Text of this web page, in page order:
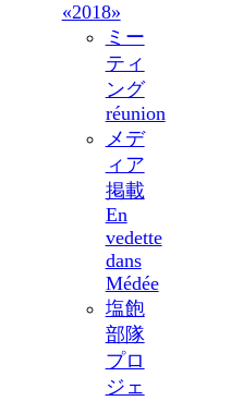
«2018»
ミー
ティ
ング
réunion
メデ
ィア
掲載
En
vedette
dans
Médée
塩飽
部隊
プロ
ジェ